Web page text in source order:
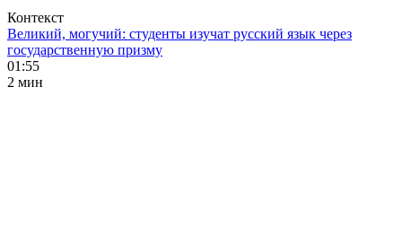
Контекст
Великий, могучий: студенты изучат русский язык через
государственную призму
01:55
2 мин